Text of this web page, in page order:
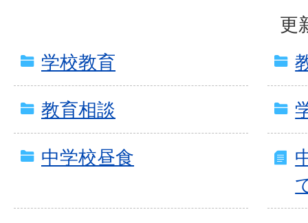
更
学校教育
教育相談
中学校昼食